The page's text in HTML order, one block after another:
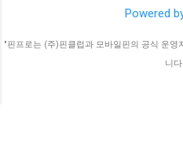
Powered
"핀프로는 (주)핀클럽과 모바일핀의 공식 운
니다